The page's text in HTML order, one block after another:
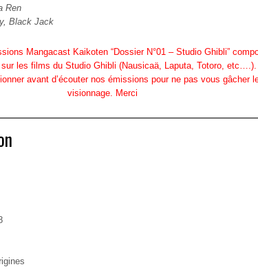
Ren
Black Jack
Mangacast Kaikoten “Dossier N°01 – Studio Ghibli”
les films du Studio Ghibli (Nausicaä, Laputa, Totoro,
avant d’écouter nos émissions pour ne pas vous gâcher
visionnage. Merci